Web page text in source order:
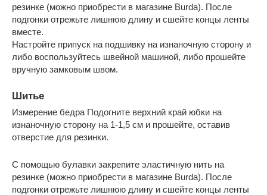
резинке (можно приобрести в магазине Burda). После
подгонки отрежьте лишнюю длину и сшейте концы ленты
вместе.
Настройте припуск на подшивку на изнаночную сторону и
либо воспользуйтесь швейной машиной, либо прошейте
вручную замковым швом.
Шитье
Измерение бедра Подогните верхний край юбки на
изнаночную сторону на 1-1,5 см и прошейте, оставив
отверстие для резинки.
С помощью булавки закрепите эластичную нить на
резинке (можно приобрести в магазине Burda). После
подгонки отрежьте лишнюю длину и сшейте концы ленты